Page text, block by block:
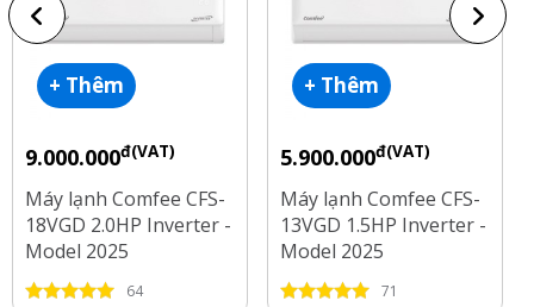
+ Thêm
9.000.000đ(VAT)
Máy lạnh Comfee CFS-
18VGD 2.0HP Inverter -
Model 2025
64
+ Thêm
5.900.000đ(VAT)
Máy lạnh Comfee CFS-
13VGD 1.5HP Inverter -
Model 2025
71